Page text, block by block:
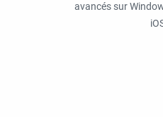
avancés sur